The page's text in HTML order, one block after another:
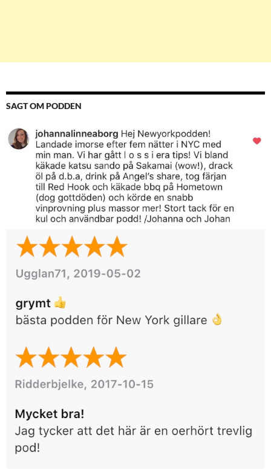
SAGT OM PODDEN